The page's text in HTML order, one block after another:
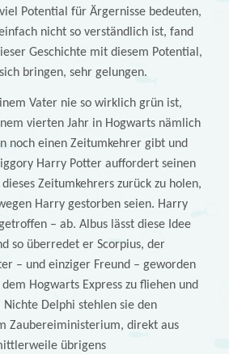
Potential für Ärgernisse bedeuten,
nicht so verständlich ist, fand
Geschichte mit diesem Potential,
bringen, sehr gelungen.
Vater nie so wirklich grün ist,
vierten Jahr in Hogwarts nämlich
noch einen Zeitumkehrer gibt und
Harry Potter auffordert seinen
Zeitumkehrers zurück zu holen,
Harry gestorben seien. Harry
– ab. Albus lässt diese Idee
so überredet er Scorpius, der
– und einziger Freund – geworden
Hogwarts Express zu fliehen und
Nichte Delphi stehlen sie den
Zaubereiministerium, direkt aus
übrigens